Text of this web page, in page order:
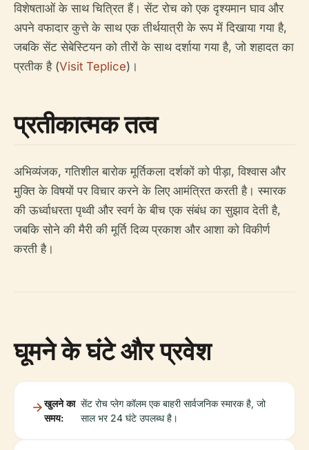
विशेषताओं के साथ चित्रित हैं। सेंट रोच को एक दृश्यमान घाव और
अपने वफादार कुत्ते के साथ एक तीर्थयात्री के रूप में दिखाया गया है,
जबकि सेंट सेबेस्टियन को तीरों के साथ दर्शाया गया है, जो शहादत का
प्रतीक है (Visit Teplice)।
प्रतीकात्मक तत्व
अभिव्यंजक, गतिशील बारोक मूर्तिकला दर्शकों को पीड़ा, विश्वास और
मुक्ति के विषयों पर विचार करने के लिए आमंत्रित करती है। स्मारक
की ऊर्ध्वाधरता पृथ्वी और स्वर्ग के बीच एक संबंध का सुझाव देती है,
जबकि सोने की मैरी की मूर्ति दिव्य प्रकाश और आशा को विकीर्ण
करती है।
घूमने के घंटे और प्रवेश
खुलने का
समय:
सेंट रोच प्लेग कॉलम एक बाहरी सार्वजनिक स्मारक है, जो
साल भर 24 घंटे उपलब्ध है।